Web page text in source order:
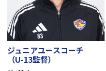
ジュニアユースコーチ
（U-13監督）